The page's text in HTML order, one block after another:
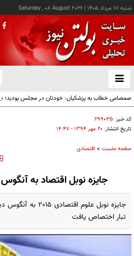
شنبه ۱۷ مرداد ۱۴۰۵ |
Saturday , 08 August 2026
باز
و
صمصامی خطاب به پزشکیان: خودتان در مجلس بودید؛
گران‌سازی ارز بود، نه واگذاری ایران‌خودرو
کد خبر: ۲۹۹۰۳۵
تاریخ انتشار: ۲۰ مهر ۱۳۹۴ - ۱۴:۴۷
صفحه نخست » اقتصادی
جایزه نوبل اقتصاد به
تبار اختصاص یافت